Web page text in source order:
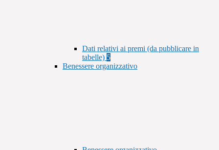
Dati relativi ai premi (da pubblicare in
tabelle) 5
Benessere organizzativo